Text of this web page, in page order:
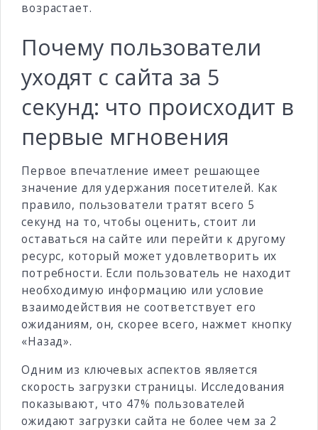
возрастает.
Почему пользователи
уходят с сайта за 5
секунд: что происходит в
первые мгновения
Первое впечатление имеет решающее
значение для удержания посетителей. Как
правило, пользователи тратят всего 5
секунд на то, чтобы оценить, стоит ли
оставаться на сайте или перейти к другому
ресурс, который может удовлетворить их
потребности. Если пользователь не находит
необходимую информацию или условие
взаимодействия не соответствует его
ожиданиям, он, скорее всего, нажмет кнопку
«Назад».
Одним из ключевых аспектов является
скорость загрузки страницы. Исследования
показывают, что 47% пользователей
ожидают загрузки сайта не более чем за 2